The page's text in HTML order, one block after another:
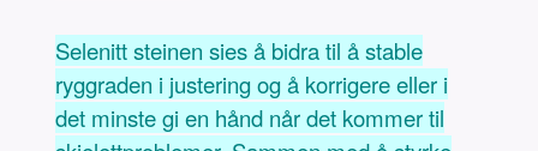
Selenitt steinen sies å bidra til å stable
ryggraden i justering og å korrigere eller i
det minste gi en hånd når det kommer til